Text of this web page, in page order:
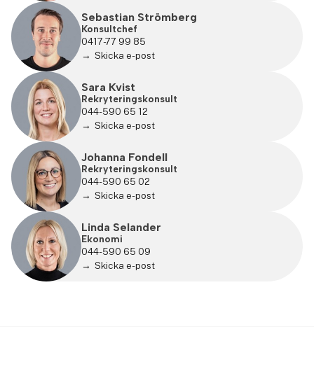
Sebastian Strömberg
Konsultchef
0417-77 99 85
Skicka e-post
Sara Kvist
Rekryteringskonsult
044-590 65 12
Skicka e-post
Johanna Fondell
Rekryteringskonsult
044-590 65 02
Skicka e-post
Linda Selander
Ekonomi
044-590 65 09
Skicka e-post